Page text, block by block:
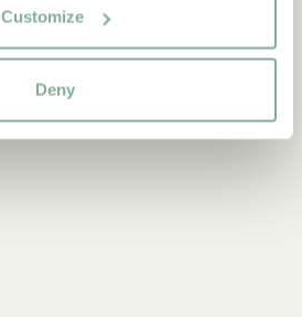
Customize
Deny